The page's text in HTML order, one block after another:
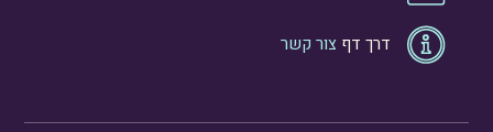
דרך דף צור קשר